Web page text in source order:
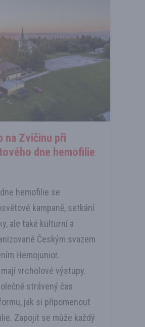
na Zvičinu při
dne hemofilie
hemofilie se
kampaně, setkání
ale také kulturní a
Českým svazem
Hemojunior.
vrcholové výstupy.
strávený čas
jak si připomenout
Zapojit se může každý